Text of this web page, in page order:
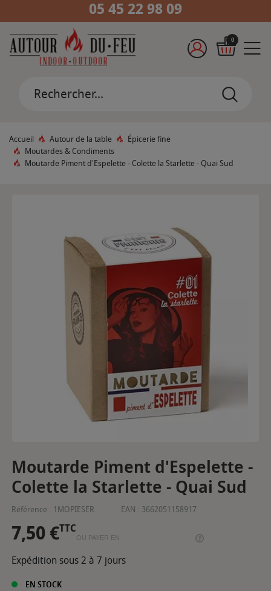
05 45 22 98 09
0
Accueil Autour de la table
Épicerie fine
Moutardes & Condiments
Moutarde Piment d'Espelette - Colette la Starlette - Quai Sud
Moutarde Piment d'Espelette -
Colette la Starlette - Quai Sud
Référence : 1MOPIESER EAN : 3662051158917
7,50 €TTC
OU PAYER EN
Expédition sous 2 à 7 jours
EN STOCK